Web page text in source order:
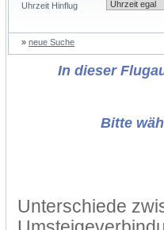
Uhrzeit Hinflug
» neue Suche
In dieser
Bitte
Unterschiede